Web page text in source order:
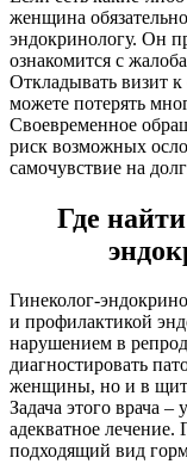
женщина
эндокринологу. Он
ознакомится с
Откладывать визит к
можете потерять
Своевременное
риск возможных
самочувствие на
Где
Гинеколог-
и профилактикой
нарушением в
диагностировать
женщины, но и в
Задача этого врача
адекватное лечение.
подходящий вид